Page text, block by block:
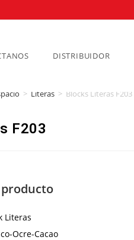
DISTRIBUIDOR
> Literas > Blocks Literas F203
F203
Cacao